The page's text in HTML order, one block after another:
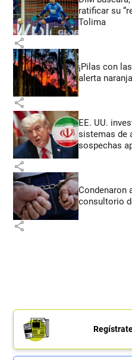
ratificar su
Tolima
share
¡Pilas con
alerta
share
EE. UU.
sistemas de
sospechas
share
Condenaron
consultorio
share